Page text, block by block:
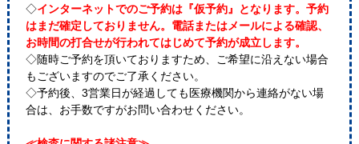
◇インターネットでのご予約は『仮予約』となります。予約
はまだ確定しておりません。電話またはメールによる確認、
お時間の打合せが行われてはじめて予約が成立します。
◇随時ご予約を頂いておりますため、ご希望に沿えない場合
もございますのでご了承ください。
◇予約後、3営業日が経過しても医療機関から連絡がない場
合は、お手数ですがお問い合わせください。